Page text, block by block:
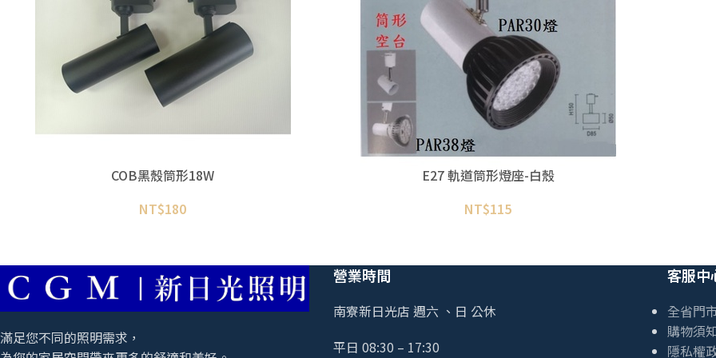
COB黑殼筒形18W
NT$180
E27 軌道筒形燈座-白殼
NT$115
滿足您不同的照明需求，
營業時間
南寮新日光店 週六 、日 公休
平日 08:30 – 17:30
客服中
全省門
購物須
隱私權